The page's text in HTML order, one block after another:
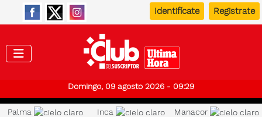
Identifícate Registrate
Domingo, 09 agosto 2026 - 09:29
Palma Inca Manacor